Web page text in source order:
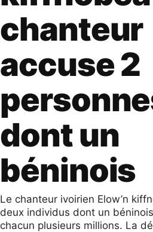
chanteur
accuse 2
dont un
béninois
Le chanteur ivoirien Elow’n
deux individus dont un
chacun plusieurs millions. La